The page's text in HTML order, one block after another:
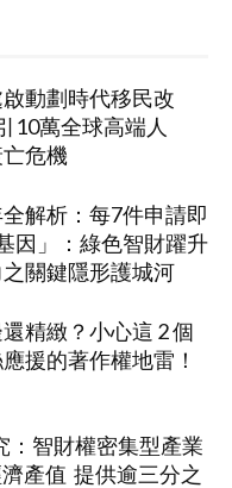
動劃時代移民改
10萬全球高端人
危機
解析：每7件申請即
因」：綠色智財躍升
關鍵隱形護城河
精緻？小心這 2 個
援的著作權地雷！
：智財權密集型產業
產值 提供逾三分之